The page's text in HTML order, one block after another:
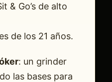
& Go’s de alto
de los 21 años.
: un grinder
las bases para